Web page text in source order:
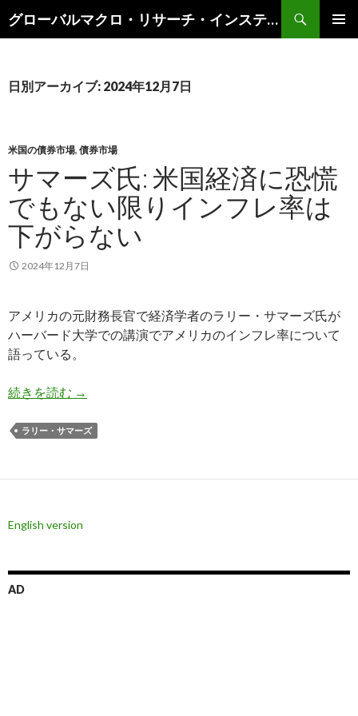
グローバルマクロ・リサーチ・インスティテュート
索
ン
キ
ッ
プ
日別アーカイブ: 2024年12月7日
米国の債券市場, 債券市場
サマーズ氏: 米国経済に恐慌
でもない限りインフレ率は
下がらない
2024年12月7日
アメリカの元財務長官で経済学者のラリー・サマーズ氏が
ハーバード大学での講演でアメリカのインフレ率について
語っている。
続きを読む サマーズ氏: 米国経済に恐慌でもない限りインフ
→
ラリー・サマーズ
English version
AD